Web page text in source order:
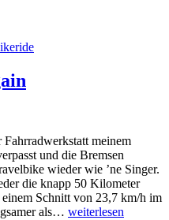
meinem
und die Bremsen
wieder wie ’ne Singer.
die knapp 50 Kilometer
Schnitt von 23,7 km/h im
als… Stade
weiterlesen